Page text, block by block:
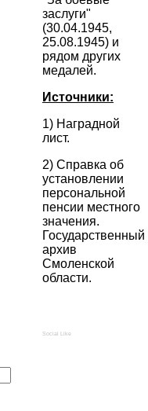
заслуги"
(30.04.1945,
25.08.1945) и
рядом других
медалей.
Источники:
1) Наградной
лист.
2) Справка об
установлении
персональной
пенсии местного
значения.
Государственный
архив
Смоленской
области.
Social Like